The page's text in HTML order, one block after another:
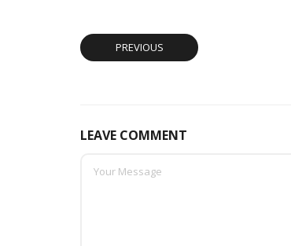
PREVIOUS
LEAVE COMMENT